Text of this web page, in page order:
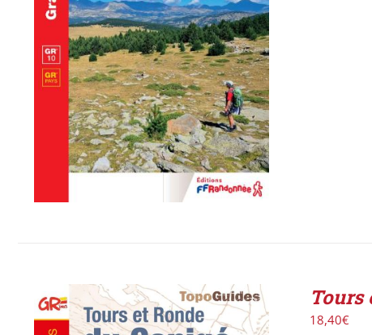
AJOUTER AU PANIER / DÉTAILS
Tours
18,40€